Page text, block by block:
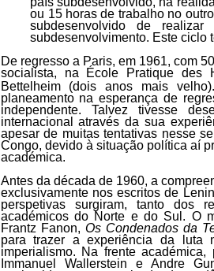
ou 15 horas de trabalho no
subdesenvolvido de
subdesenvolvimento. Este ciclo
De regresso a Paris, em 1961, com
socialista, na
École Pratique des
Bettelheim (dois anos mais
planeamento na esperança de
independente. Talvez tivesse
internacional através da sua
apesar de muitas tentativas nesse
Congo, devido à situação política aí
académica.
Antes da década de 1960, a
exclusivamente nos escritos de
perspetivas surgiram, tanto dos
académicos do Norte e do Sul. O
Frantz Fanon, Os Condenados da
para trazer a experiência da luta
imperialismo. Na frente
Immanuel Wallerstein e Andre